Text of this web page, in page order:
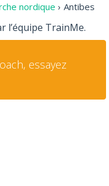
nordique › Antibes
l’équipe TrainMe.
essayez